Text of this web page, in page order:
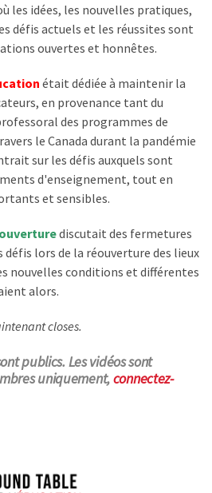
les idées, les nouvelles pratiques,
défis actuels et les réussites sont
ouvertes et honnêtes.
était dédiée à maintenir la
en provenance tant du
des programmes de
le Canada durant la pandémie
sur les défis auxquels sont
d'enseignement, tout en
et sensibles.
discutait des fermetures
défis lors de la réouverture des lieux
nouvelles conditions et différentes
alors.
closes.
publics. Les vidéos sont
uniquement,connectez-